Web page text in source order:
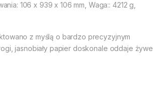
106 x 939 x 106 mm, Waga:: 4212 g,
z myślą o bardzo precyzyjnym
jasnobiały papier doskonale oddaje żywe